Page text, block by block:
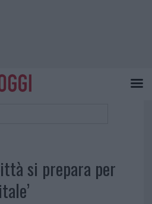
si prepara per